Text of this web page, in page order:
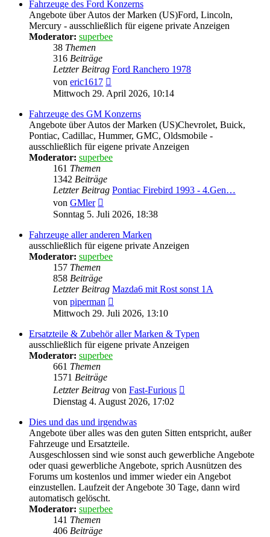
Fahrzeuge des Ford Konzerns
Angebote über Autos der Marken (US)Ford, Lincoln,
Mercury - ausschließlich für eigene private Anzeigen
Moderator: superbee
38 Themen
316 Beiträge
Letzter Beitrag Ford Ranchero 1978
von eric1617
Beitrag
Mittwoch 29. April 2026, 10:14
Fahrzeuge des GM Konzerns
Angebote über Autos der Marken (US)Chevrolet, Buick,
Pontiac, Cadillac, Hummer, GMC, Oldsmobile -
ausschließlich für eigene private Anzeigen
Moderator: superbee
161 Themen
1342 Beiträge
Letzter Beitrag Pontiac Firebird 1993 - 4.Gen…
von GMler
Beitrag
Sonntag 5. Juli 2026, 18:38
Fahrzeuge aller anderen Marken
ausschließlich für eigene private Anzeigen
Moderator: superbee
157 Themen
858 Beiträge
Letzter Beitrag Mazda6 mit Rost sonst 1A
von piperman
Beitrag
Mittwoch 29. Juli 2026, 13:10
Ersatzteile & Zubehör aller Marken & Typen
ausschließlich für eigene private Anzeigen
Moderator: superbee
661 Themen
1571 Beiträge
Letzter Beitrag von Fast-Furious
Dienstag 4. August 2026, 17:02
Dies und das und irgendwas
Angebote über alles was den guten Sitten entspricht, außer
Fahrzeuge und Ersatzteile.
Ausgeschlossen sind wie sonst auch gewerbliche Angebote
oder quasi gewerbliche Angebote, sprich Ausnützen des
Forums um kostenlos und immer wieder ein Angebot
einzustellen. Laufzeit der Angebote 30 Tage, dann wird
automatisch gelöscht.
Moderator: superbee
141 Themen
406 Beiträge